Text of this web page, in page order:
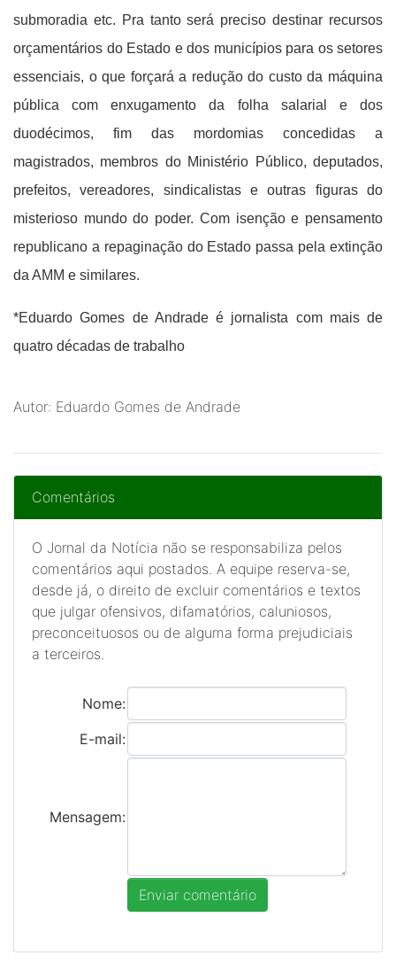
submoradia etc. Pra tanto será preciso destinar recursos
orçamentários do Estado e dos municípios para os setores
essenciais, o que forçará a redução do custo da máquina
pública com enxugamento da folha salarial e dos
duodécimos, fim das mordomias concedidas a
magistrados, membros do Ministério Público, deputados,
prefeitos, vereadores, sindicalistas e outras figuras do
misterioso mundo do poder. Com isenção e pensamento
republicano a repaginação do Estado passa pela extinção
da AMM e similares.
*Eduardo Gomes de Andrade é jornalista com mais de
quatro décadas de trabalho
Autor: Eduardo Gomes de Andrade
Comentários
O Jornal da Notícia não se responsabiliza pelos
comentários aqui postados. A equipe reserva-se,
desde já, o direito de excluir comentários e textos
que julgar ofensivos, difamatórios, caluniosos,
preconceituosos ou de alguma forma prejudiciais
a terceiros.
Nome:
E-mail:
Mensagem: